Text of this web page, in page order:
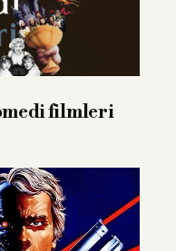
filmleri